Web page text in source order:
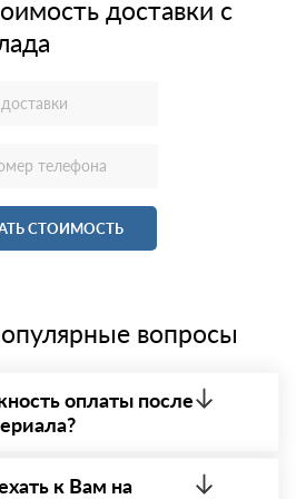
доставки с
СТОИМОСТЬ
вопросы
оплаты после
товара. При этом,
к Вам на